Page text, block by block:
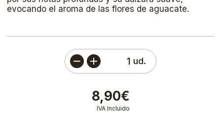
evocando el aroma de las flores de aguacate.
ud.
8,90€
IVA Incluido